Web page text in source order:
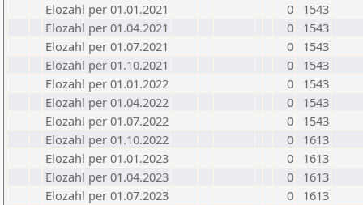
Elozahl per 01.01.2021
0
1543
Elozahl per 01.04.2021
0
1543
Elozahl per 01.07.2021
0
1543
Elozahl per 01.10.2021
0
1543
Elozahl per 01.01.2022
0
1543
Elozahl per 01.04.2022
0
1543
Elozahl per 01.07.2022
0
1543
Elozahl per 01.10.2022
0
1613
Elozahl per 01.01.2023
0
1613
Elozahl per 01.04.2023
0
1613
Elozahl per 01.07.2023
0
1613